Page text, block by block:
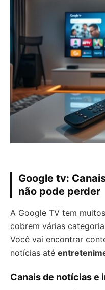
Google tv:
não pode perder
A Google TV tem muitos
cobrem várias
Você vai encontrar
notícias até
Canais de notícias e